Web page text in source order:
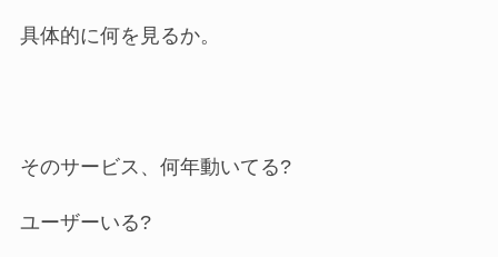
具体的に何を見るか。
そのサービス、何年動いてる?
ユーザーいる?